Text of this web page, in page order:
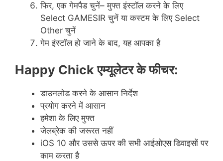
फिर, एक गेमपैड चुनें– मुफ्त इंस्टॉल करने के लिए
Select GAMESIR चुनें या कस्टम के लिए Select
Other चुनें
गेम इंस्टॉल हो जाने के बाद, यह आपका है
Happy Chickएम्यूलेटर के फीचर:
डाउनलोड करने के आसान निर्देश
प्रयोग करने में आसान
हमेशा के लिए मुफ्त
जेलब्रेक की जरूरत नहीं
iOS 10 और उससे ऊपर की सभी आईओएस डिवाइसों पर
काम करता है